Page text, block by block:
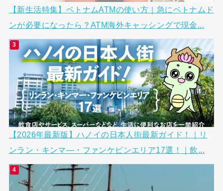
【新生活特集】ベトナムATMの使い方｜急にベトナムド
ンが必要になったら？ATM海外キャッシングで現金...
【2026年最新版】ハノイの日本人街最新ガイド！｜リ
ンラン・キンマ―・ファンケビンエリア17選！｜飲...